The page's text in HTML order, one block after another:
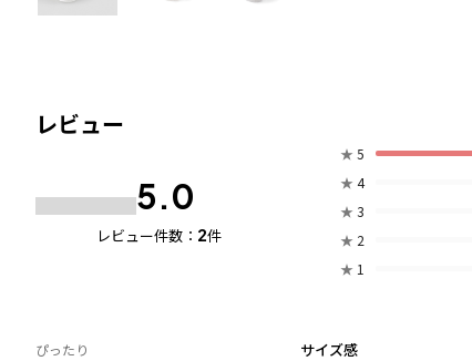
レビュー
5.0
レビュー件数： 2件
★ 5
★ 4
★ 3
★ 2
★ 1
サイズ感
ぴったり